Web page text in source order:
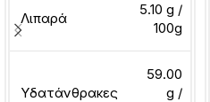
Λιπαρά
5.10 g /
100g
Υδατάνθρακες
59.00
g /